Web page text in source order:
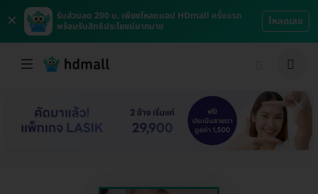
×
รับส่วนลด 200 บ. เพียงโหลดแอป HDmall ครั้งแรก
พร้อมรับสิทธิประโยชน์มากมาย
โหลดเลย